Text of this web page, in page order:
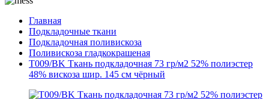
Главная
Подкладочные ткани
Подкладочная поливискоза
Поливискоза гладкокрашеная
T009/BK Ткань подкладочная 73 гр/м2 52% полиэстер
48% вискоза шир. 145 см чёрный